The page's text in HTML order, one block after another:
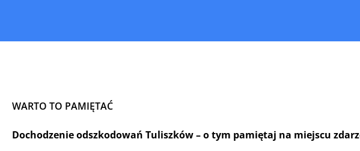
WARTO TO PAMIĘTAĆ
Dochodzenie odszkodowań Tuliszków – o tym pamiętaj na miejscu